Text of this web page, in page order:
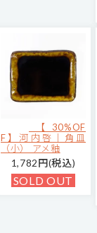
【30%OF
F】河内啓｜角皿
（小） アメ釉
1,782円(税込)
SOLD OUT